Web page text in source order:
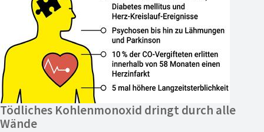
Tödliches Kohlenmonoxid dringt durch alle
Wände